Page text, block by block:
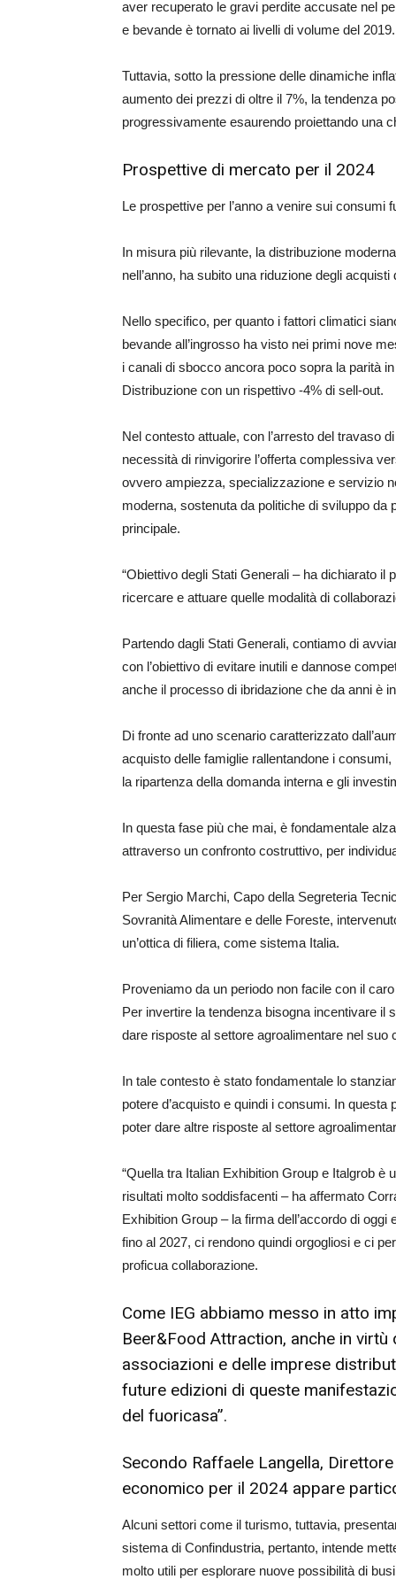
aver recuperato le gravi perdite accusate nel
e bevande è tornato ai livelli di volume del 2019.
Tuttavia, sotto la pressione delle dinamiche
aumento dei prezzi di oltre il 7%, la tendenza
progressivamente esaurendo proiettando una
Prospettive di mercato per il 2024
Le prospettive per l’anno a venire sui consumi
In misura più rilevante, la distribuzione
nell’anno, ha subito una riduzione degli acquisti
Nello specifico, per quanto i fattori climatici
bevande all’ingrosso ha visto nei primi nove
i canali di sbocco ancora poco sopra la parità
Distribuzione con un rispettivo -4% di sell-out.
Nel contesto attuale, con l’arresto del travaso
necessità di rinvigorire l’offerta complessiva
ovvero ampiezza, specializzazione e servizio
moderna, sostenuta da politiche di sviluppo da
principale.
“Obiettivo degli Stati Generali – ha dichiarato il
ricercare e attuare quelle modalità di
Partendo dagli Stati Generali, contiamo di
con l’obiettivo di evitare inutili e dannose
anche il processo di ibridazione che da anni è
Di fronte ad uno scenario caratterizzato
acquisto delle famiglie rallentandone i
la ripartenza della domanda interna e gli
In questa fase più che mai, è fondamentale
attraverso un confronto costruttivo, per
Per Sergio Marchi, Capo della Segreteria
Sovranità Alimentare e delle Foreste,
un’ottica di filiera, come sistema Italia.
Proveniamo da un periodo non facile con il
Per invertire la tendenza bisogna incentivare il
dare risposte al settore agroalimentare nel suo
In tale contesto è stato fondamentale lo
potere d’acquisto e quindi i consumi. In
poter dare altre risposte al settore
“Quella tra Italian Exhibition Group e Italgrob è
risultati molto soddisfacenti – ha affermato
Exhibition Group – la firma dell’accordo di
fino al 2027, ci rendono quindi orgogliosi e ci
proficua collaborazione.
Come IEG abbiamo messo in atto
Beer&Food Attraction, anche in
associazioni e delle imprese
future edizioni di queste
del fuoricasa”.
Secondo Raffaele Langella,
economico per il 2024 appare
Alcuni settori come il turismo, tuttavia,
sistema di Confindustria, pertanto, intende
molto utili per esplorare nuove possibilità di